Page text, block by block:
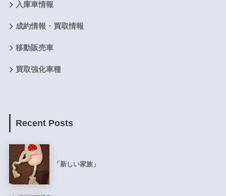
入庫車情報
成約情報・買取情報
移動販売車
買取強化車種
Recent Posts
「新しい家族」